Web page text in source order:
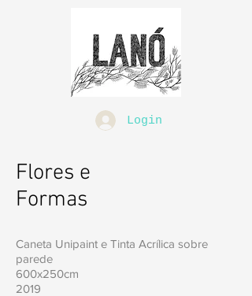
Login
Flores e
Formas
Caneta Unipaint e Tinta Acrílica sobre
parede
600x250cm
2019